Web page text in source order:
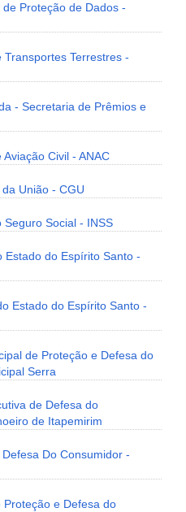
Proteção de Dados -
Transportes Terrestres -
- Secretaria de Prêmios e
Civil - ANAC
União - CGU
Social - INSS
Estado do Espírito Santo -
Estado do Espírito Santo -
de Proteção e Defesa do
Serra
de Defesa do
de Itapemirim
Do Consumidor -
Proteção e Defesa do